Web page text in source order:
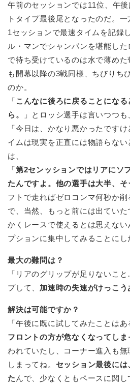
午前のセッションでは11位、午
トタイプ最後尾となったのだ。
1セッションで最速タイムを記録
ル・マンでシャンパンを堪能し
で待ち受けているのは水で薄め
も開幕以降の3戦同様、ちびりち
のか。
「こんなに後ろに戻ることにな
ら。
」とロッシ選手は言いつつも
「今日は、かなり悪かったです
イムは現実を正直には物語らな
は、
「第2センッションではリアにソ
たんですよ。他の選手は大半、そ
フトで走ればゼロコンマ何秒か
で、当然、もっと前には出てい
かくレースで使えるとは思えな
プションに集中してみることにし
最大の難問は？
「リアのグリップが足りないこ
プして、 加速時の失速がけっこう
解決は可能ですか？
「午後に既に試してみたことはあ
フロントの方が危なくなってしま
われていたし、コーナー進入も
しまってね。 セッション最後に
た んで、少なくともペースに関